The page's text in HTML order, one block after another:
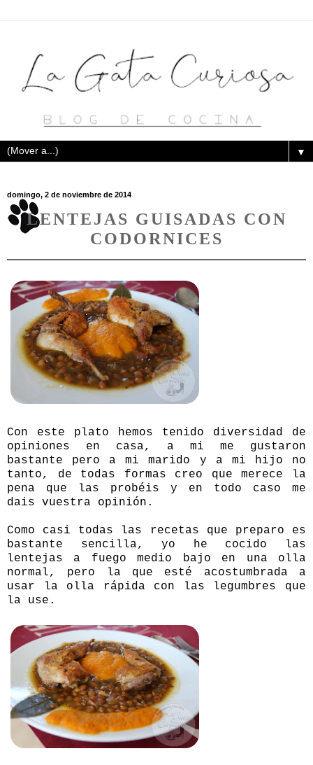
▼
domingo, 2 de noviembre de 2014
LENTEJAS GUISADAS CON
CODORNICES
Con este plato hemos tenido diversidad de
opiniones en casa, a mi me gustaron
bastante pero a mi marido y a mi hijo no
tanto, de todas formas creo que merece la
pena que las probéis y en todo caso me
dais vuestra opinión.
Como casi todas las recetas que preparo es
bastante sencilla, yo he cocido las
lentejas a fuego medio bajo en una olla
normal, pero la que esté acostumbrada a
usar la olla rápida con las legumbres que
la use.